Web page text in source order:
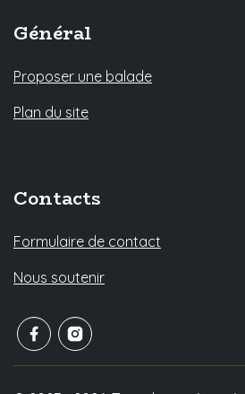
Général
Proposer une balade
Plan du site
Contacts
Formulaire de contact
Nous soutenir